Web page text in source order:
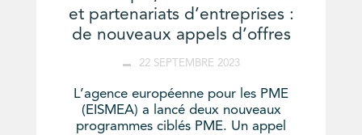
et partenariats d’entreprises :
de nouveaux appels d’offres
22 SEPTEMBRE 2023
L’agence européenne pour les PME
(EISMEA) a lancé deux nouveaux
programmes ciblés PME. Un appel